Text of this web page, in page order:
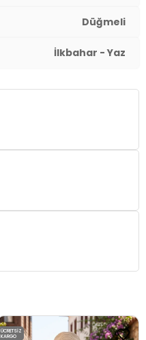
Düğmeli
İlkbahar - Yaz
ÜCRETSIZ
KARGO